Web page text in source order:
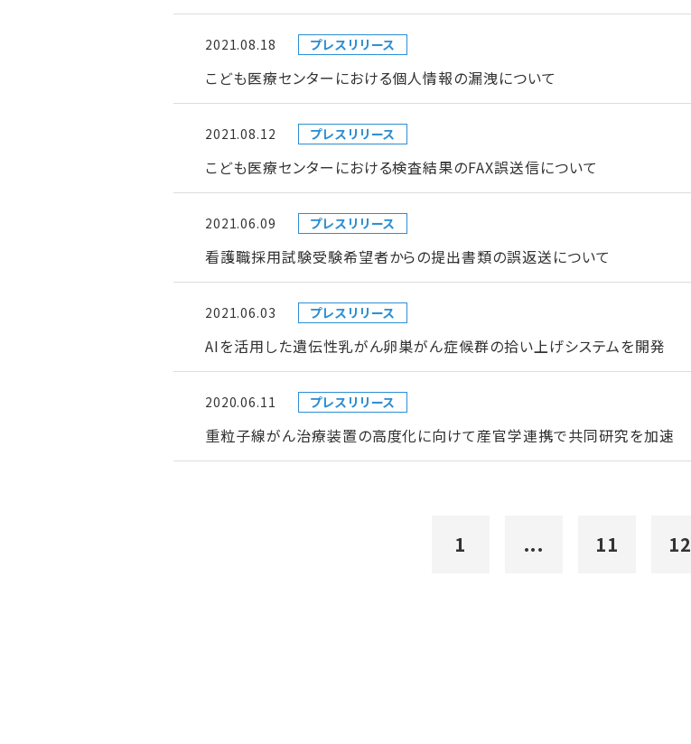
2021.08.18 プレスリリース
こども医療センターにおける個人情報の漏洩について
2021.08.12 プレスリリース
こども医療センターにおける検査結果のFAX誤送信について
2021.06.09 プレスリリース
看護職採用試験受験希望者からの提出書類の誤返送について
2021.06.03 プレスリリース
AIを活用した遺伝性乳がん卵巣がん症候群の拾い上げシステムを開発
2020.06.11 プレスリリース
重粒子線がん治療装置の高度化に向けて産官学連携で共同研究を加速
1 ... 11 12